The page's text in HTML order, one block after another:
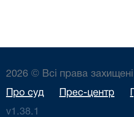
2026 © Всі права захищені
Про суд Прес-центр
v1.38.1